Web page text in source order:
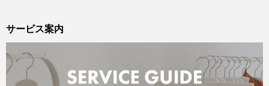
サービス案内